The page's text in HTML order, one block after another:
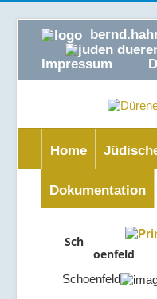
Impressum
Home
Dokumentation
Sch
oenfeld
Schoenfeld